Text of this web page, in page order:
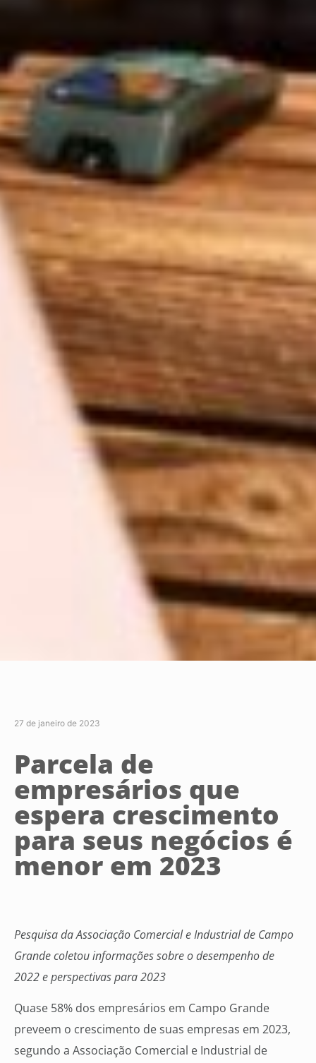
27 de janeiro de 2023
Parcela de
empresários que
espera crescimento
para seus negócios é
menor em 2023
Pesquisa da Associação Comercial e Industrial de Campo
Grande coletou informações sobre o desempenho de
2022 e perspectivas para 2023
Quase 58% dos empresários em Campo Grande
preveem o crescimento de suas empresas em 2023,
segundo a Associação Comercial e Industrial de